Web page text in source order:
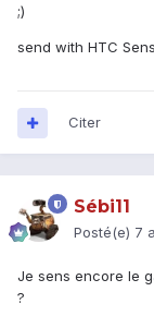
;)
send with HTC
Citer
Sébi11
Posté(e) 7
Je sens encore le
?